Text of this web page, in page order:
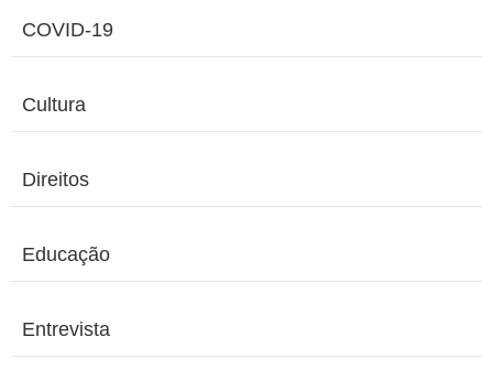
COVID-19
Cultura
Direitos
Educação
Entrevista